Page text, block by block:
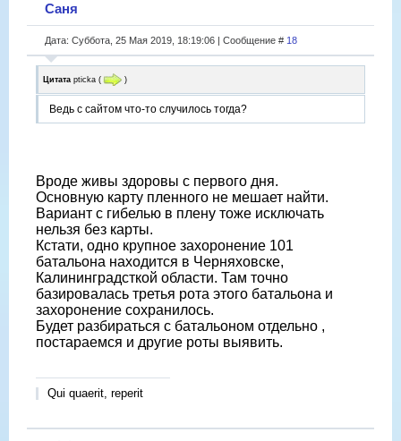
Саня
Дата: Суббота, 25 Мая 2019, 18:19:06 | Сообщение # 18
Цитата pticka ( )
Ведь с сайтом что-то случилось тогда?
Вроде живы здоровы с первого дня.
Основную карту пленного не мешает найти.
Вариант с гибелью в плену тоже исключать
нельзя без карты.
Кстати, одно крупное захоронение 101
батальона находится в Черняховске,
Калининградсткой области. Там точно
базировалась третья рота этого батальона и
захоронение сохранилось.
Будет разбираться с батальоном отдельно ,
постараемся и другие роты выявить.
Qui quaerit, reperit